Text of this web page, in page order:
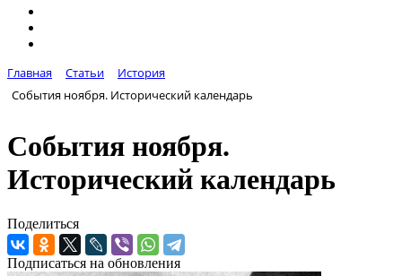
Главная Статьи
История
События ноября. Исторический календарь
События ноября.
Исторический календарь
Поделиться
Подписаться на обновления